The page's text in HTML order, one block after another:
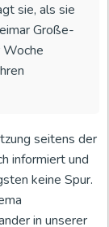
sie, als sie
Große-
Woche
seitens der
informiert und
keine Spur.
in unserer